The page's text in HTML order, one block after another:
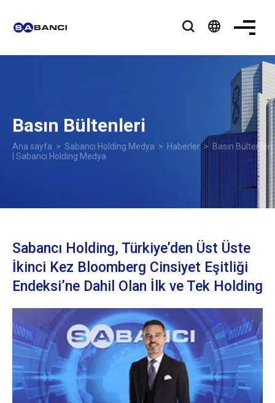
language
Basın Bültenleri
Ana sayfa > Sabancı Holding Medya > Haberler> Basın Bültenleri
| Sabancı Holding Medya
Sabancı Holding, Türkiye’den Üst Üste
İkinci Kez Bloomberg Cinsiyet Eşitliği
Endeksi’ne Dahil Olan İlk ve Tek Holding